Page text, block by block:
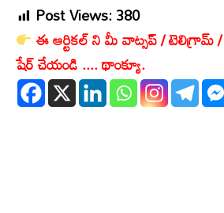
Post Views:380
ఈ ఆర్టికల్ ని మీ వాట్సప్ / టెలిగ్రామ్ /
షేర్ చేయండి .... థాంక్యూ.